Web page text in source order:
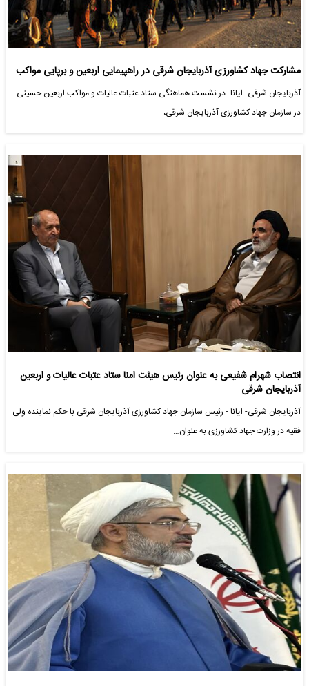
مشارکت جهاد کشاورزی آذربایجان شرقی در راهپیمایی اربعین و برپایی مواکب
آذربایجان شرقی- ایانا- در نشست هماهنگی ستاد عتبات عالیات و مواکب اربعین حسینی
در سازمان جهاد کشاورزی آذربایجان شرقی،…
انتصاب شهرام شفیعی به عنوان رئیس هیئت امنا ستاد عتبات عالیات و اربعین
آذربایجان شرقی
آذربایجان شرقی- ایانا - رئیس سازمان جهاد کشاورزی آذربایجان شرقی با حکم نماینده ولی
فقیه در وزارت جهاد کشاورزی به عنوان…